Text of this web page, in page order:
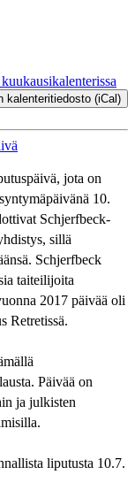
kalenteritiedosto (iCal)
jota on
10.
Schjerfbeck-
sillä
Schjerfbeck
taiteilijoita
2017 päivää oli
Retretissä.
Päivää on
ja julkisten
liputusta 10.7.